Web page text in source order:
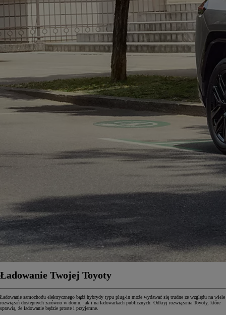
Ładowanie Twojej Toyoty
Ładowanie samochodu elektrycznego bądź hybrydy typu plug-in może wydawać się trudne ze względu na wiele
rozwiązań dostępnych zarówno w domu, jak i na ładowarkach publicznych. Odkryj rozwiązania Toyoty, które
sprawią, że ładowanie będzie proste i przyjemne.